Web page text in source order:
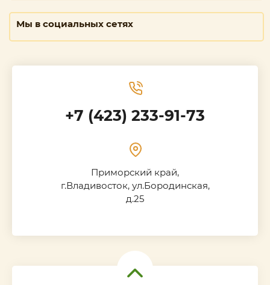
Мы в социальных сетях
+7 (423) 233-91-73
Приморский край,
г.Владивосток, ул.Бородинская,
д.25